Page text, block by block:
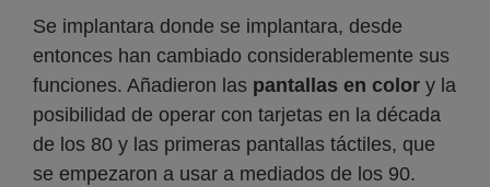
Se implantara donde se implantara, desde
entonces han cambiado considerablemente sus
funciones. Añadieron las pantallas en color y la
posibilidad de operar con tarjetas en la década
de los 80 y las primeras pantallas táctiles, que
se empezaron a usar a mediados de los 90.